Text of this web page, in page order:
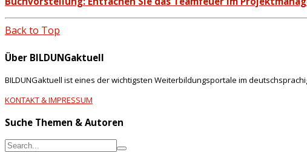
Back to Top
Über BILDUNGaktuell
BILDUNGaktuell ist eines der wichtigsten Weiterbildungsportale im
KONTAKT & IMPRESSUM
Suche Themen & Autoren